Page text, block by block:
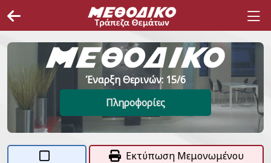
Έναρξη Θερινών: 15/6
Πληροφορίες
Εκτύπωση Μεμονωμένου